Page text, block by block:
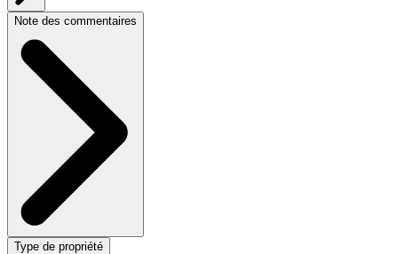
Note des commentaires
Type de propriété